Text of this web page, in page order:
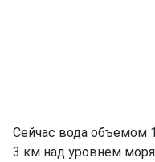
Сейчас вода объемом
3 км над уровнем